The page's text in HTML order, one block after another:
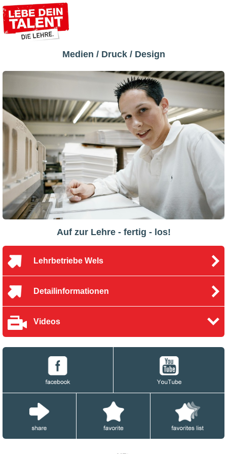
Medien / Druck / Design
Auf zur Lehre - fertig - los!
Lehrbetriebe Wels
Detailinformationen
Videos